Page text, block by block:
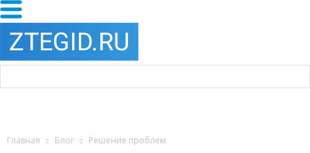
Главная Блог Решение проблем